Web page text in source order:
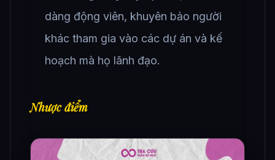
dàng động viên, khuyên bảo người
khác tham gia vào các dự án và kế
hoạch mà họ lãnh đạo.
Nhược điểm